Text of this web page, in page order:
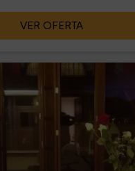
veces.
VER OFERTA